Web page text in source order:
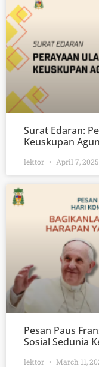
Surat Edaran:
Keuskupan
lektor April 7, 2025
Pesan Paus
Sosial Sedunia
lektor March 11,